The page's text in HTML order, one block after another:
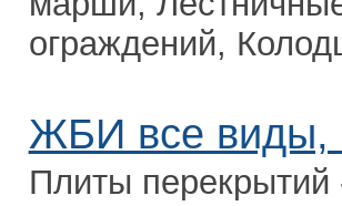
ограждений,
ЖБИ все виды,
Плиты